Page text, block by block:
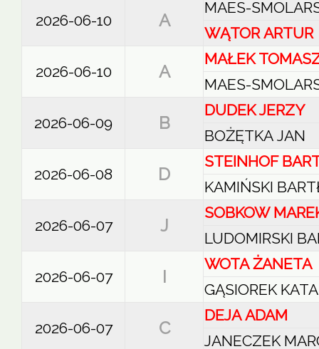
2026-06-10 A
MAES-
WĄTOR ARTUR
2026-06-10 A
MAŁEK
MAES-
2026-06-09 B
DUDEK JERZY
BOŻĘTKA JAN
2026-06-08 D
STEINHOF
KAMIŃSKI
2026-06-07 J
SOBKOW
LUDOMIRSKI
2026-06-07 I
WOTA ŻANETA
GĄSIOREK
2026-06-07 C
DEJA ADAM
JANECZEK